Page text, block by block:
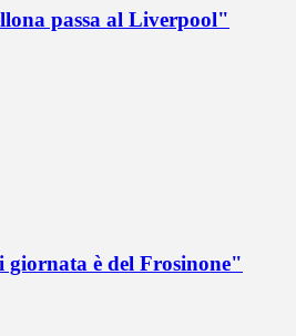
passa al Liverpool"
è del Frosinone"